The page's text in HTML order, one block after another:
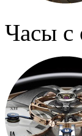
Часы с